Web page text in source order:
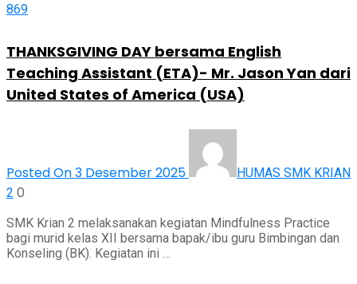
869
THANKSGIVING DAY bersama English
Teaching Assistant (ETA)- Mr. Jason Yan dari
United States of America (USA)
Posted On 3 Desember 2025
HUMAS SMK KRIAN
2 0
SMK Krian 2 melaksanakan kegiatan Mindfulness Practice
bagi murid kelas XII bersama bapak/ibu guru Bimbingan dan
Konseling (BK). Kegiatan ini …